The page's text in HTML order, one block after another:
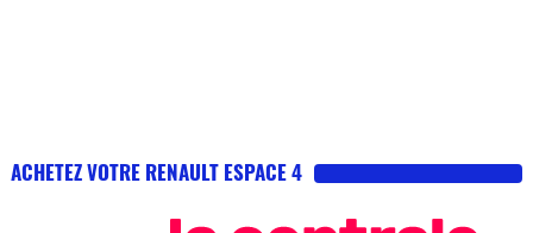
ACHETEZ VOTRE RENAULT ESPACE 4